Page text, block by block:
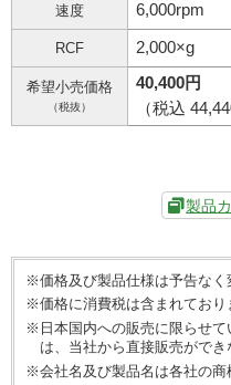
速度 6,000rpm
RCF 2,000×g
希望小売価格
（税抜）
40,400円
（税込
製品
※価格及び製品仕様は予告なく
※価格に消費税は含まれており
※日本国内への販売に限らせて
は、当社から直接販売ができ
※会社名及び製品名は各社の商